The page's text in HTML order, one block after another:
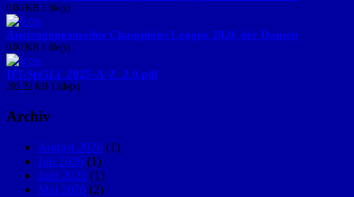
0.00 KB 1 file(s)
Austragungsmodus Champions League 2026 der Damen
0.00 KB 1 file(s)
IFI-SpGLi_2025-A-Z_2.0.pdf
292.22 KB 1 file(s)
Archiv
August 2026 (1)
Juli 2026 (1)
Juni 2026 (1)
Mai 2026 (2)